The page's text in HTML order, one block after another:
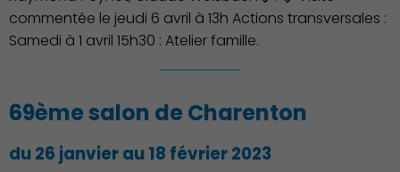
commentée le jeudi 6 avril à 13h Actions transversales :
Samedi à 1 avril 15h30 : Atelier famille.
69ème salon de Charenton
du 26 janvier au 18 février 2023